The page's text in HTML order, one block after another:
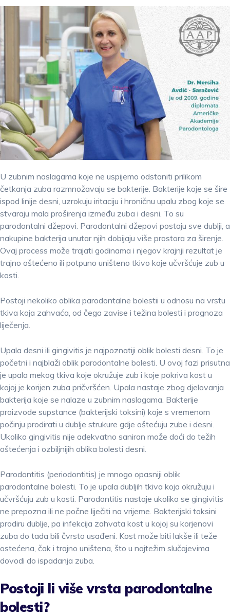
U zubnim naslagama koje ne uspijemo odstaniti prilikom
četkanja zuba razmnožavaju se bakterije. Bakterije koje se šire
ispod linije desni, uzrokuju iritaciju i hroničnu upalu zbog koje se
stvaraju mala proširenja između zuba i desni. To su
parodontalni džepovi. Parodontalni džepovi postaju sve dublji, a
nakupine bakterija unutar njih dobijaju više prostora za širenje.
Ovaj process može trajati godinama i njegov krajnji rezultat je
trajno oštećeno ili potpuno uništeno tkivo koje učvršćuje zub u
kosti.
Postoji nekoliko oblika parodontalne bolestii u odnosu na vrstu
tkiva koja zahvaća, od čega zavise i težina bolesti i prognoza
liječenja.
Upala desni ili gingivitis je najpoznatiji oblik bolesti desni. To je
početni i najblaži oblik parodontalne bolesti. U ovoj fazi prisutna
je upala mekog tkiva koje okružuje zub i koje pokriva kost u
kojoj je korijen zuba pričvršćen. Upala nastaje zbog djelovanja
bakterija koje se nalaze u zubnim naslagama. Bakterije
proizvode supstance (bakterijski toksini) koje s vremenom
počinju prodirati u dublje strukure gdje oštećuju ​​zube i desni.
Ukoliko gingivitis nije adekvatno saniran može doći do težih
oštećenja i ozbiljnijih oblika bolesti desni.
Parodontitis (periodontitis) je mnogo opasniji oblik
parodontalne bolesti. To je upala dubljih tkiva koja okružuju i
učvršćuju zub u kosti. Parodontitis nastaje ukoliko se gingivitis
ne prepozna ili ne počne liječiti na vrijeme. Bakterijski toksini
prodiru dublje, pa infekcija zahvata kost u kojoj su korjenovi
zuba do tada bili čvrsto usađeni. Kost može biti lakše ili teže
ostećena, čak i trajno uništena, što u najtežim slučajevima
dovodi do ispadanja zuba.
Postoji li više vrsta parodontalne
bolesti?